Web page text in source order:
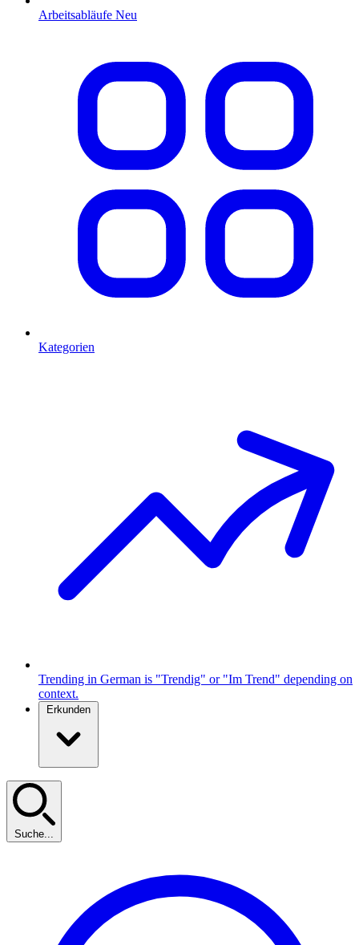
Arbeitsabläufe Neu
Kategorien
Trending in German is "Trendig" or "Im Trend" depending on
context.
Erkunden
Suche...